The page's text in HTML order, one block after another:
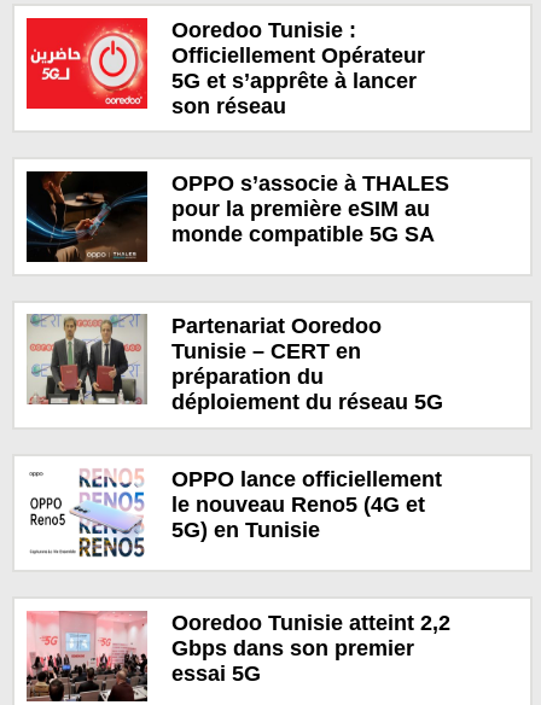
Ooredoo Tunisie :
Officiellement Opérateur
5G et s’apprête à lancer
son réseau
OPPO s’associe à THALES
pour la première eSIM au
monde compatible 5G SA
Partenariat Ooredoo
Tunisie – CERT en
préparation du
déploiement du réseau 5G
OPPO lance officiellement
le nouveau Reno5 (4G et
5G) en Tunisie
Ooredoo Tunisie atteint 2,2
Gbps dans son premier
essai 5G